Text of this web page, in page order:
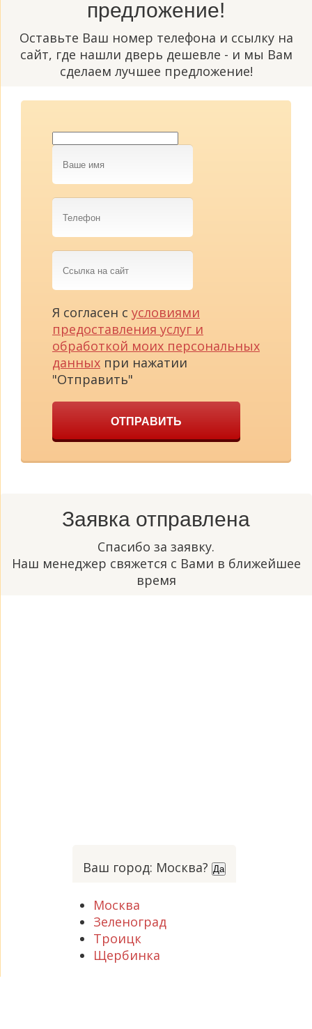
предложение!
Оставьте Ваш номер телефона и ссылку на
сайт, где нашли дверь дешевле - и мы Вам
сделаем лучшее предложение!
Ваше
имя
Телефон
Ссылка
на
сайт
Я согласен с условиями
предоставления услуг и
обработкой моих персональных
данных при нажатии
"Отправить"
ОТПРАВИТЬ
Заявка отправлена
Спасибо за заявку.
Наш менеджер свяжется с Вами в ближейшее
время
Ваш город: Москва? Да
Москва
Зеленоград
Троицк
Щербинка